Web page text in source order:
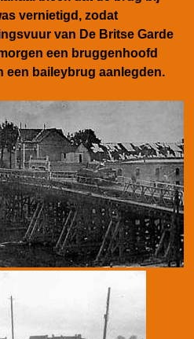
vernietigd, zodat
van De Britse Garde
een bruggenhoofd
een baileybrug aanlegden.